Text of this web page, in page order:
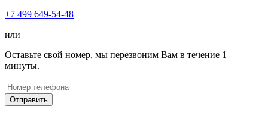
+7 499 649-54-48
или
Оставьте свой номер, мы перезвоним Вам в течение 1
минуты.
Отправить